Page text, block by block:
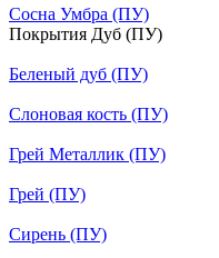
Сосна Умбра (ПУ)
Покрытия Дуб (ПУ)
Беленый дуб (ПУ)
Слоновая кость (ПУ)
Грей Металлик (ПУ)
Грей (ПУ)
Сирень (ПУ)